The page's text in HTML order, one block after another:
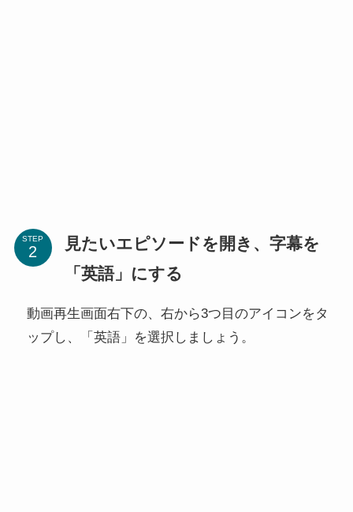
STEP
見たいエピソードを開き、字幕を
「英語」にする
動画再生画面右下の、右から3つ目のアイコンをタ
ップし、「英語」を選択しましょう。